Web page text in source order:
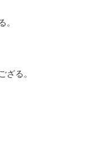
。
ざる。